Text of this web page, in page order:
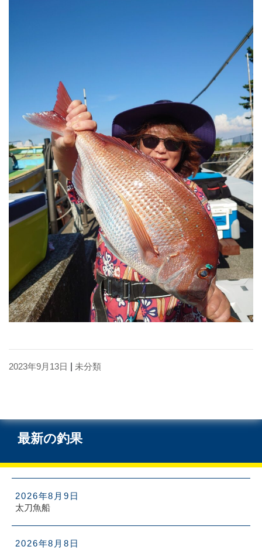
最新の釣果
太刀魚船
2026年8月9日
2026年8月8日
2023年9月13日 未分類